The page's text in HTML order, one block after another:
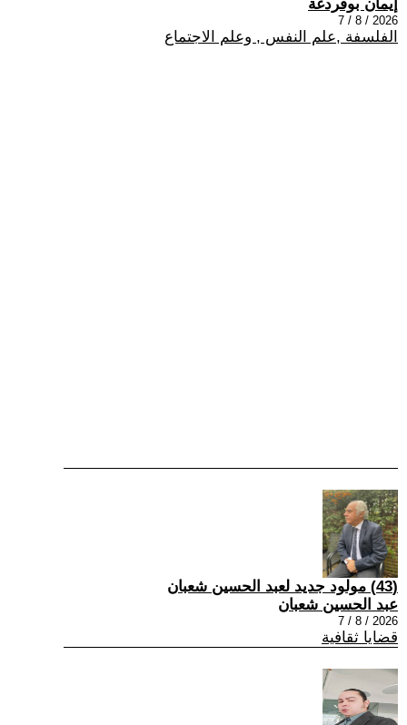
إيمان بوقردغة
2026 / 8 / 7
الفلسفة ,علم النفس , وعلم الاجتماع
(43) مولود جديد لعبد الحسين شعبان
عبد الحسين شعبان
2026 / 8 / 7
قضايا ثقافية